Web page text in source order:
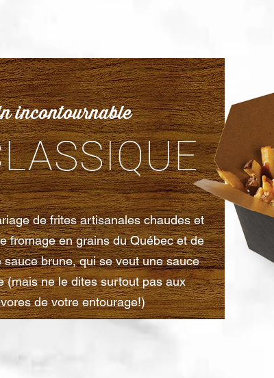
incontournable
de frites artisanales chaudes et
fromage en grains du Québec et de
sauce brune, qui se veut une sauce
(mais ne le dites surtout pas aux
de votre entourage!)